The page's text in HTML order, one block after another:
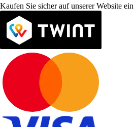
Kaufen Sie sicher auf unserer Website ein